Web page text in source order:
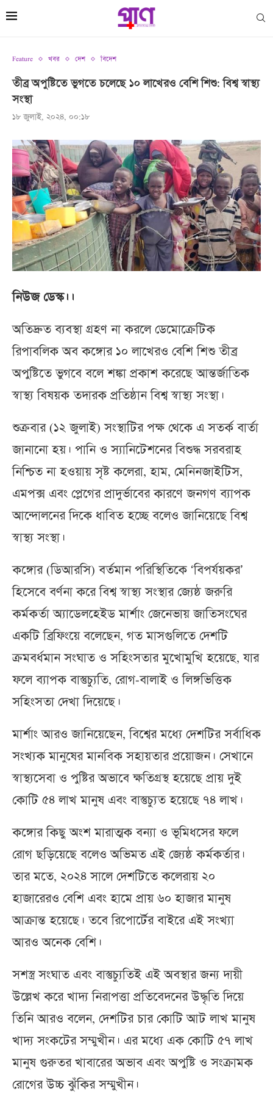
Feature খবর দেশ বিদেশ
তীব্র অপুষ্টিতে ভুগতে চলেছে ১০ লাখেরও বেশি শিশু: বিশ্ব স্বাস্থ্য
সংস্থা
১৮ জুলাই, ২০২৪, ০০:১৮
নিউজ ডেস্ক।।
অতিদ্রুত ব্যবস্থা গ্রহণ না করলে ডেমোক্রেটিক
রিপাবলিক অব কঙ্গোর ১০ লাখেরও বেশি শিশু তীব্র
অপুষ্টিতে ভুগবে বলে শঙ্কা প্রকাশ করেছে আন্তর্জাতিক
স্বাস্থ্য বিষয়ক তদারক প্রতিষ্ঠান বিশ্ব স্বাস্থ্য সংস্থা।
শুক্রবার (১২ জুলাই) সংস্থাটির পক্ষ থেকে এ সতর্ক বার্তা
জানানো হয়। পানি ও স্যানিটেশনের বিশুদ্ধ সরবরাহ
নিশ্চিত না হওয়ায় সৃষ্ট কলেরা, হাম, মেনিনজাইটিস,
এমপক্স এবং প্লেগের প্রাদুর্ভাবের কারণে জনগণ ব্যাপক
আন্দোলনের দিকে ধাবিত হচ্ছে বলেও জানিয়েছে বিশ্ব
স্বাস্থ্য সংস্থা।
কঙ্গোর (ডিআরসি) বর্তমান পরিস্থিতিকে ‘বিপর্যয়কর’
হিসেবে বর্ণনা করে বিশ্ব স্বাস্থ্য সংস্থার জ্যেষ্ঠ জরুরি
কর্মকর্তা অ্যাডেলহেইড মার্শাং জেনেভায় জাতিসংঘের
একটি ব্রিফিংয়ে বলেছেন, গত মাসগুলিতে দেশটি
ক্রমবর্ধমান সংঘাত ও সহিংসতার মুখোমুখি হয়েছে, যার
ফলে ব্যাপক বাস্তুচ্যুতি, রোগ-বালাই ও লিঙ্গভিত্তিক
সহিংসতা দেখা দিয়েছে।
মার্শাং আরও জানিয়েছেন, বিশ্বের মধ্যে দেশটির সর্বাধিক
সংখ্যক মানুষের মানবিক সহায়তার প্রয়োজন। সেখানে
স্বাস্থ্যসেবা ও পুষ্টির অভাবে ক্ষতিগ্রস্থ হয়েছে প্রায় দুই
কোটি ৫৪ লাখ মানুষ এবং বাস্তুচ্যুত হয়েছে ৭৪ লাখ।
কঙ্গোর কিছু অংশ মারাত্মক বন্যা ও ভূমিধসের ফলে
রোগ ছড়িয়েছে বলেও অভিমত এই জ্যেষ্ঠ কর্মকর্তার।
তার মতে, ২০২৪ সালে দেশটিতে কলেরায় ২০
হাজারেরও বেশি এবং হামে প্রায় ৬০ হাজার মানুষ
আক্রান্ত হয়েছে। তবে রিপোর্টের বাইরে এই সংখ্যা
আরও অনেক বেশি।
সশস্ত্র সংঘাত এবং বাস্তুচ্যুতিই এই অবস্থার জন্য দায়ী
উল্লেখ করে খাদ্য নিরাপত্তা প্রতিবেদনের উদ্ধৃতি দিয়ে
তিনি আরও বলেন, দেশটির চার কোটি আট লাখ মানুষ
খাদ্য সংকটের সম্মুখীন। এর মধ্যে এক কোটি ৫৭ লাখ
মানুষ গুরুতর খাবারের অভাব এবং অপুষ্টি ও সংক্রামক
রোগের উচ্চ ঝুঁকির সম্মুখীন।